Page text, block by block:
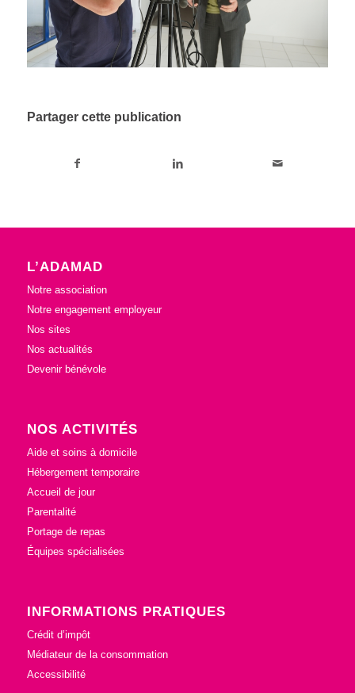
Partager cette publication
L’ADAMAD
Notre association
Notre engagement employeur
Nos sites
Nos actualités
Devenir bénévole
NOS ACTIVITÉS
Aide et soins à domicile
Hébergement temporaire
Accueil de jour
Parentalité
Portage de repas
Équipes spécialisées
INFORMATIONS PRATIQUES
Crédit d’impôt
Médiateur de la consommation
Accessibilité